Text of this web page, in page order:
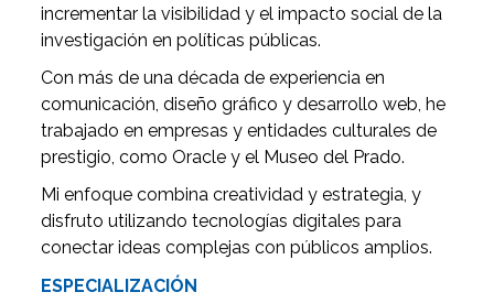
incrementar la visibilidad y el impacto social de la
investigación en políticas públicas.
Con más de una década de experiencia en
comunicación, diseño gráfico y desarrollo web, he
trabajado en empresas y entidades culturales de
prestigio, como Oracle y el Museo del Prado.
Mi enfoque combina creatividad y estrategia, y
disfruto utilizando tecnologías digitales para
conectar ideas complejas con públicos amplios.
ESPECIALIZACIÓN